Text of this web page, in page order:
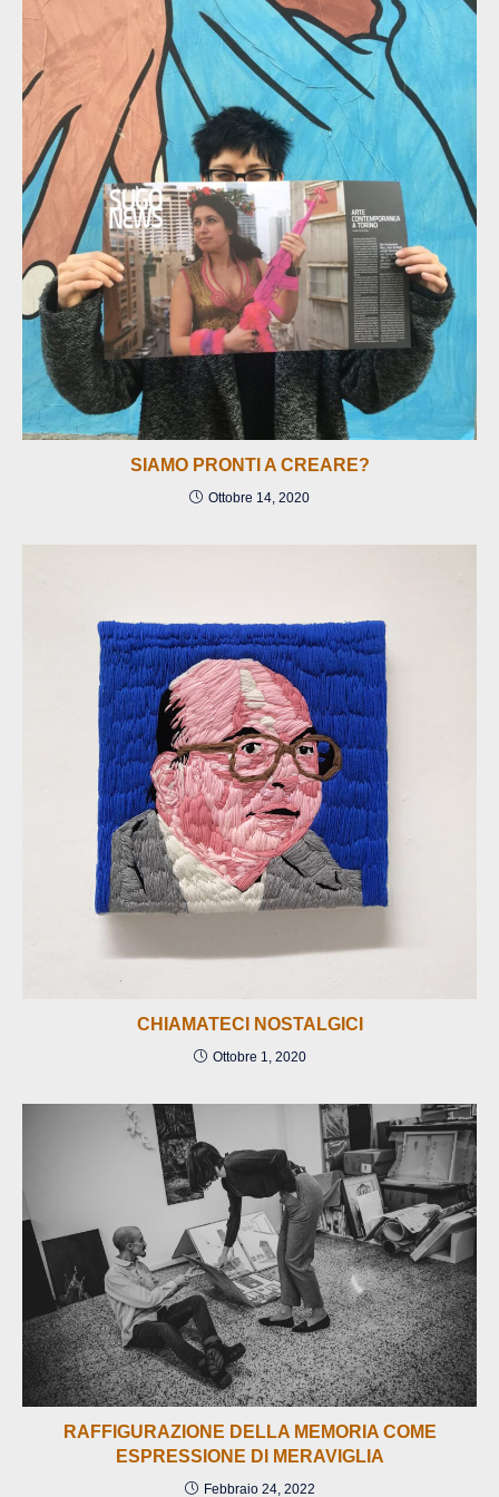
SIAMO PRONTI A CREARE?
Ottobre 14, 2020
CHIAMATECI NOSTALGICI
Ottobre 1, 2020
RAFFIGURAZIONE DELLA MEMORIA COME
ESPRESSIONE DI MERAVIGLIA
Febbraio 24, 2022